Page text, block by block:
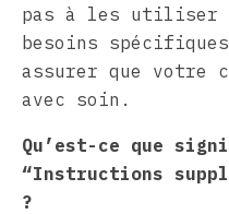
pas à les utiliser
besoins
assurer que votre
avec soin.
Qu’est-ce que
“Instructions
?